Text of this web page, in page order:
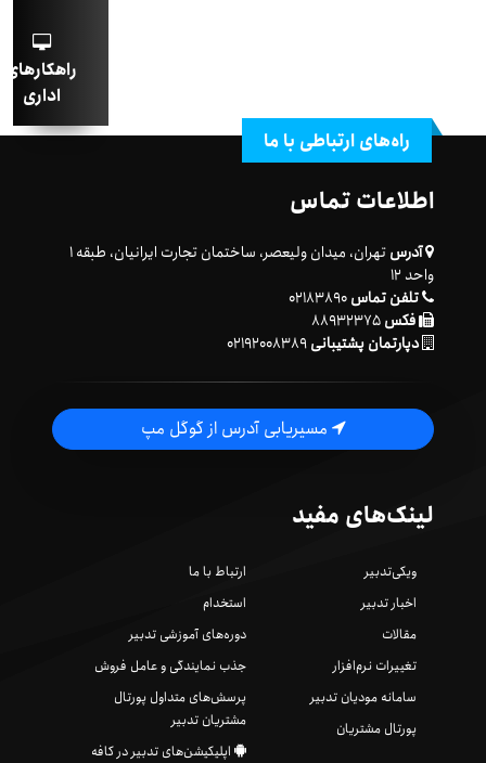
راهکارهای
اداری
راه‌های ارتباطی با ما
اطلاعات تماس
آدرس
تهران، میدان ولیعصر، ساختمان تجارت ایرانیان، طبقه ۱
واحد ۱۲
تلفن تماس۰۲۱۸۳۸۹۰
فکس۸۸۹۳۲۳۷۵
دپارتمان پشتیبانی۰۲۱۹۲۰۰۸۳۸۹
مسیریابی آدرس از گوگل مپ
لینک‌های مفید
ویکی‌تدبیر
اخبار تدبیر
مقالات
تغییرات نرم‌افزار
سامانه مودیان تدبیر
پورتال مشتریان
ارتباط با ما
استخدام
دوره‌های آموزشی تدبیر
جذب نمایندگی و عامل فروش
پرسش‌های متداول پورتال
مشتریان تدبیر
اپلیکیشن‌های تدبیر در کافه